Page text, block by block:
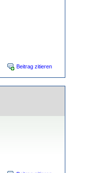
Beitrag zitieren